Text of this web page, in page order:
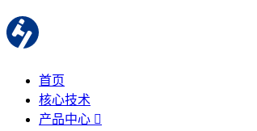
首页
核心技术
产品中心